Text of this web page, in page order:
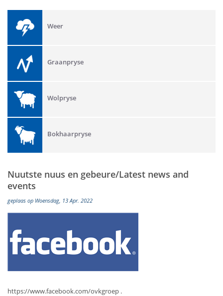
Weer
Graanpryse
Wolpryse
Bokhaarpryse
Nuutste nuus en gebeure/Latest news and
events
geplaas op Woensdag, 13 Apr. 2022
https://www.facebook.com/ovkgroep .